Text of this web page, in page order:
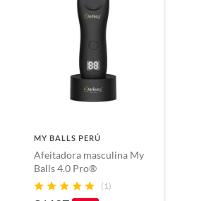
MY BALLS PERÚ
Afeitadora masculina My
Balls 4.0 Pro®
(1)